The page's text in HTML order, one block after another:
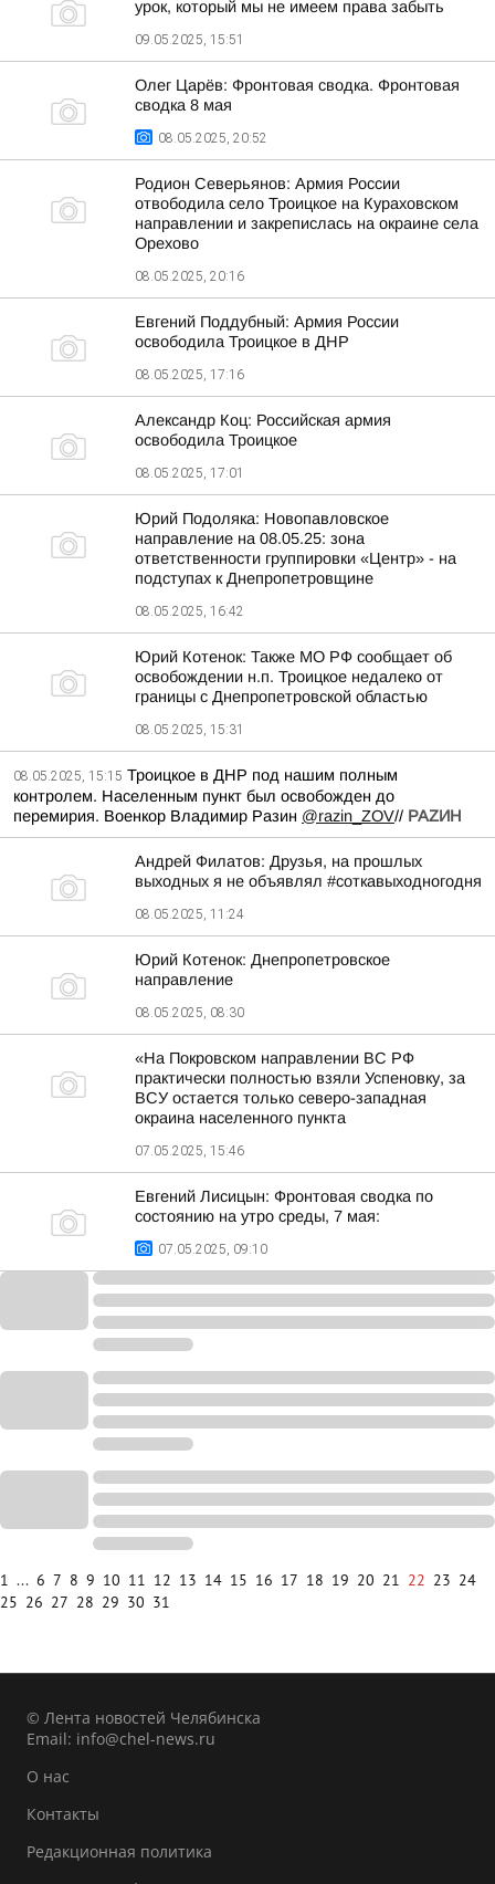
урок, который мы не имеем права забыть
09.05.2025, 15:51
Олег Царёв: Фронтовая сводка. Фронтовая
сводка 8 мая
08.05.2025, 20:52
Родион Северьянов: Армия России
отвободила село Троицкое на Кураховском
направлении и закрепислась на окраине села
Орехово
08.05.2025, 20:16
Евгений Поддубный: Армия России
освободила Троицкое в ДНР
08.05.2025, 17:16
Александр Коц: Российская армия
освободила Троицкое
08.05.2025, 17:01
Юрий Подоляка: Новопавловское
направление на 08.05.25: зона
ответственности группировки «Центр» - на
подступах к Днепропетровщине
08.05.2025, 16:42
Юрий Котенок: Также МО РФ сообщает об
освобождении н.п. Троицкое недалеко от
границы с Днепропетровской областью
08.05.2025, 15:31
08.05.2025, 15:15 Троицкое в ДНР под нашим полным
контролем. Населенным пункт был освобожден до
перемирия. Военкор Владимир Разин @razin_ZOV// РАZИН
Андрей Филатов: Друзья, на прошлых
выходных я не объявлял #соткавыходногодня
08.05.2025, 11:24
Юрий Котенок: Днепропетровское
направление
08.05.2025, 08:30
«На Покровском направлении ВС РФ
практически полностью взяли Успеновку, за
ВСУ остается только северо-западная
окраина населенного пункта
07.05.2025, 15:46
Евгений Лисицын: Фронтовая сводка по
состоянию на утро среды, 7 мая:
07.05.2025, 09:10
1 ... 6 7 8 9 10 11 12 13 14 15 16 17 18 19 20 21 22 23 24
25 26 27 28 29 30 31
© Лента новостей Челябинска
Email: info@chel-news.ru
О нас
Контакты
Редакционная политика